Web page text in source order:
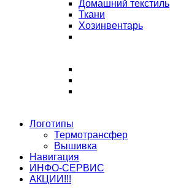
Домашний текстиль
Ткани
Хозинвентарь
Логотипы
Термотрансфер
Вышивка
Навигация
ИНФО-СЕРВИС
АКЦИИ!!!